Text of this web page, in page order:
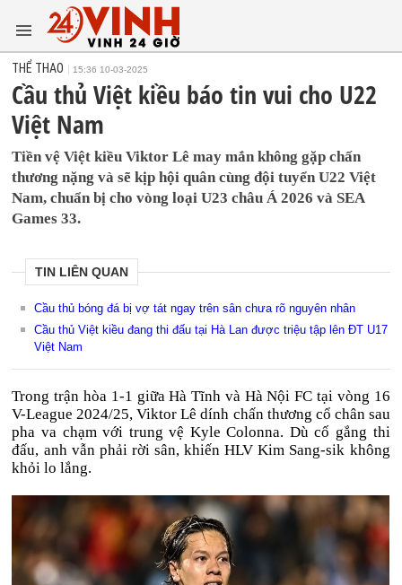
THỂ THAO 15:36 10-03-2025
Cầu thủ Việt kiều báo tin vui cho U22
Việt Nam
Tiền vệ Việt kiều Viktor Lê may mắn không gặp chấn
thương nặng và sẽ kịp hội quân cùng đội tuyển U22 Việt
Nam, chuẩn bị cho vòng loại U23 châu Á 2026 và SEA
Games 33.
TIN LIÊN QUAN
Cầu thủ bóng đá bị vợ tát ngay trên sân chưa rõ nguyên nhân
Cầu thủ Việt kiều đang thi đấu tại Hà Lan được triệu tập lên ĐT U17
Việt Nam
Trong trận hòa 1-1 giữa Hà Tĩnh và Hà Nội FC tại vòng 16
V-League 2024/25, Viktor Lê dính chấn thương cổ chân sau
pha va chạm với trung vệ Kyle Colonna. Dù cố gắng thi
đấu, anh vẫn phải rời sân, khiến HLV Kim Sang-sik không
khỏi lo lắng.